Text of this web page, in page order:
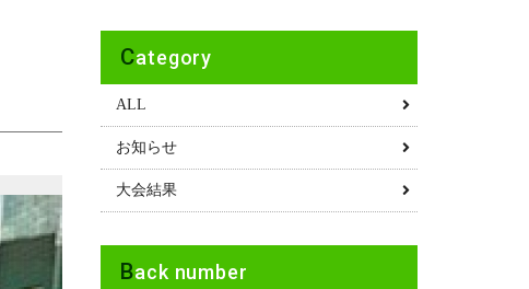
Category
ALL
お知らせ
大会結果
Back number